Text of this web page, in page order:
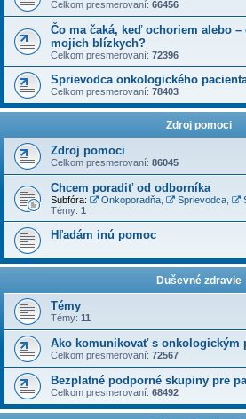
Celkom presmerovaní: 66456
Čo ma čaká, keď ochoriem alebo
mojich blízkych?
Celkom presmerovaní: 72396
Sprievodca onkologického
Celkom presmerovaní: 78403
Zdroj pomoci
Zdroj pomoci
Celkom presmerovaní: 86045
Chcem poradiť od odborníka
Subfóra: Onkoporadňa, Sprievodca,
Témy: 1
Hľadám inú pomoc
Duševné zdravie
Témy
Témy: 11
Ako komunikovať s onkologickým
Celkom presmerovaní: 72567
Bezplatné podporné skupiny pre
Celkom presmerovaní: 68492